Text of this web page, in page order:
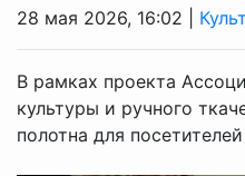
28 мая 2026, 16:02 |
В рамках проекта
культуры и ручного
полотна для